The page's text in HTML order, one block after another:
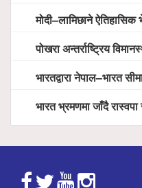
मोदी–लामिछाने ऐतिहासिक भेट ः
पोखरा अन्तर्राष्ट्रिय विमानस्थलमा फ्लाई दुबईको
भारतद्वारा नेपाल–भारत
भारत भ्रमणमा जाँदै